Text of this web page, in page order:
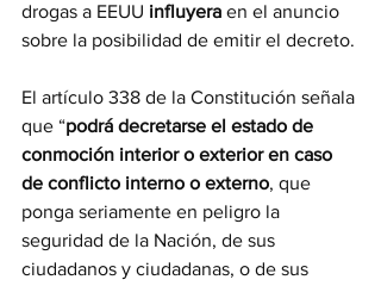
drogas a EEUU influyera en el anuncio
sobre la posibilidad de emitir el decreto.
El artículo 338 de la Constitución señala
que “podrá decretarse el estado de
conmoción interior o exterior en caso
de conflicto interno o externo, que
ponga seriamente en peligro la
seguridad de la Nación, de sus
ciudadanos y ciudadanas, o de sus